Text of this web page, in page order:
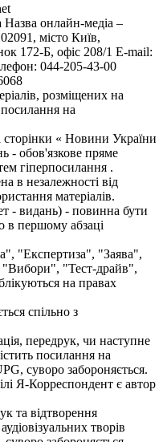
Назва онлайн-медіа –
місто Київ,
Б, офіс 208/1 E-mail:
044-205-43-00
розміщених на
посилання на
сторінки « Новини України
- обов'язкове пряме
гіперпосилання .
в незалежності від
матеріалів.
- видань) - повинна бути
в першому абзаці
"Експертиза", "Заява",
"Тест-драйв",
на правах
спільно з
передрук, чи наступне
посилання на
суворо забороняється.
Я-Корреспондент є автор
та відтворення
творів